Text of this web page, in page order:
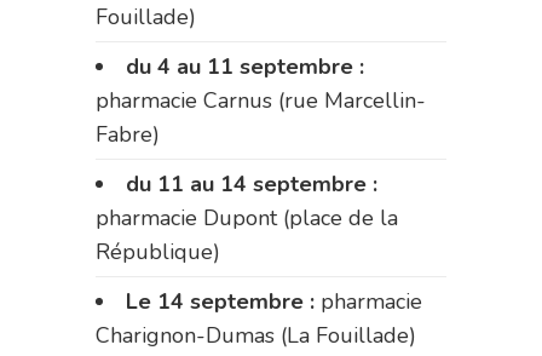
Fouillade)
du 4 au 11 septembre :
pharmacie Carnus (rue Marcellin-
Fabre)
du 11 au 14 septembre :
pharmacie Dupont (place de la
République)
Le 14 septembre : pharmacie
Charignon-Dumas (La Fouillade)